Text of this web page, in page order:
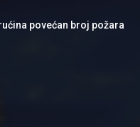
povećan broj požara